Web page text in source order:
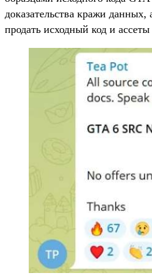
доказательства кражи данных,
продать исходный код и